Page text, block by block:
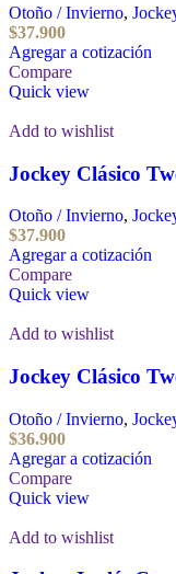
Otoño / Invierno,
$37.900
Agregar a cotización
Compare
Quick view
Add to wishlist
Jockey Clásico
Otoño / Invierno,
$37.900
Agregar a cotización
Compare
Quick view
Add to wishlist
Jockey Clásico
Otoño / Invierno,
$36.900
Agregar a cotización
Compare
Quick view
Add to wishlist